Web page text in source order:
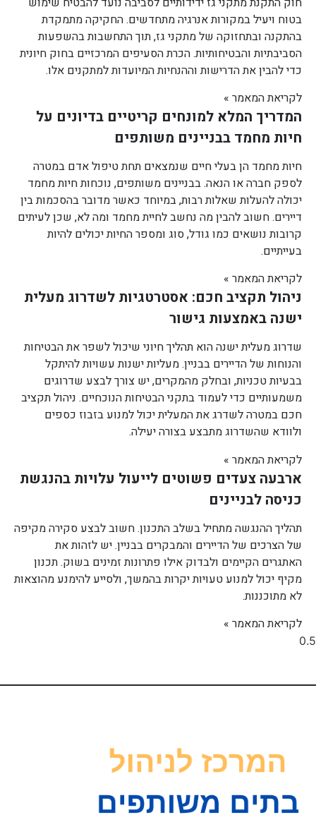
בטוח ויעיל במקורות אנרגיה מתחדשים. החקיקה מתמקדת
בהתקנה ובתחזוקה של מתקני גז, תוך התחשבות בהשפעות
הסביבתיות והבטיחותיות. הכרת הסעיפים המרכזיים בחוק חיונית
כדי להבין את הדרישות וההנחיות המיועדות למתקנים אלו.
לקריאת המאמר »
המדריך המלא למונחים קריטיים בדיונים על
חיות מחמד בבניינים משותפים
חיות מחמד הן בעלי חיים שנמצאים תחת טיפול אדם במטרה
לספק חברה או הנאה. בבניינים משותפים, נוכחות חיות מחמד
יכולה להעלות שאלות רבות, במיוחד כאשר מדובר בהסכמות בין
דיירים. חשוב להבין מה נחשב לחיית מחמד ומה לא, שכן לעיתים
קרובות נושאים כמו גודל, סוג ומספר החיות יכולים להיות
בעייתיים.
לקריאת המאמר »
ניהול תקציב חכם: אסטרטגיות לשדרוג מעלית
ישנה באמצעות גישור
שדרוג מעלית ישנה הוא תהליך חיוני שיכול לשפר את הבטיחות
והנוחות של הדיירים בבניין. מעליות ישנות עשויות להיתקל
בבעיות טכניות, ובחלק מהמקרים, יש צורך לבצע שדרוגים
משמעותיים כדי לעמוד בתקני הבטיחות הנוכחיים. ניהול תקציב
חכם במטרה לשדרג את המעלית יכול למנוע בזבוז כספים
ולוודא שהשדרוג מתבצע בצורה יעילה.
לקריאת המאמר »
ארבעה צעדים פשוטים לייעול עלויות בהנגשת
כניסה לבניינים
תהליך ההנגשה מתחיל בשלב התכנון. חשוב לבצע סקירה מקיפה
של הצרכים של הדיירים והמבקרים בבניין. יש לזהות את
האתגרים הקיימים ולבדוק אילו פתרונות זמינים בשוק. תכנון
מקיף יכול למנוע טעויות יקרות בהמשך, ולסייע להימנע מהוצאות
לא מתוכננות.
לקריאת המאמר »